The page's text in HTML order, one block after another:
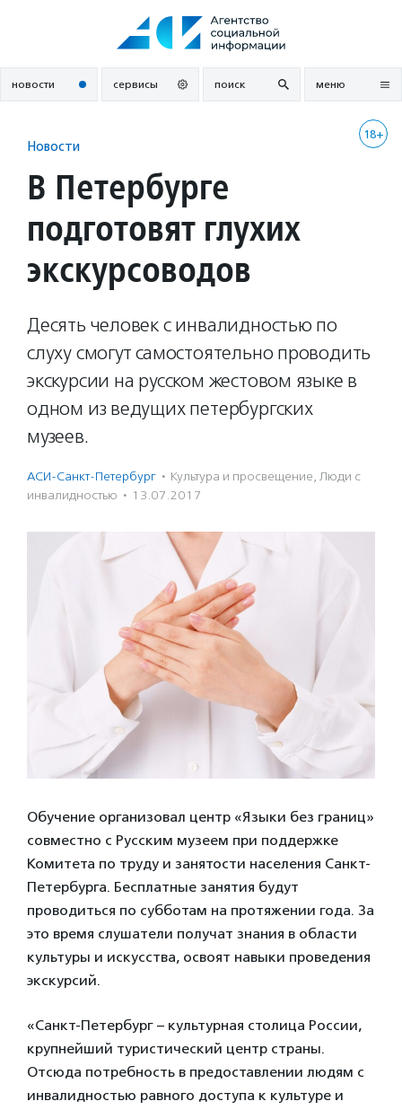
новости сервисы поиск меню
18+
Новости
В Петербурге
подготовят глухих
экскурсоводов
Десять человек с инвалидностью по
слуху смогут самостоятельно проводить
экскурсии на русском жестовом языке в
одном из ведущих петербургских
музеев.
АСИ-Санкт-Петербург · Культура и просвещение, Люди с
инвалидностью · 13.07.2017
Обучение организовал центр «Языки без границ»
совместно с Русским музеем при поддержке
Комитета по труду и занятости населения Санкт-
Петербурга. Бесплатные занятия будут
проводиться по субботам на протяжении года. За
это время слушатели получат знания в области
культуры и искусства, освоят навыки проведения
экскурсий.
«Санкт-Петербург – культурная столица России,
крупнейший туристический центр страны.
Отсюда потребность в предоставлении людям с
инвалидностью равного доступа к культуре и